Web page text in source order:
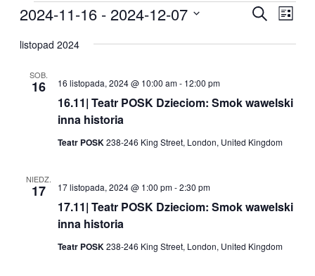
Wydarzenia
po
widokach
Szukaj
Lista
2024-11-16 - 2024-12-07
datę.
listopad 2024
SOB.
16
16.11| Teatr POSK Dzieciom: Smok wawelski
inna historia
16 listopada, 2024 @ 10:00 am- 12:00 pm
Teatr POSK238-246 King Street, London, United Kingdom
NIEDZ.
17
17.11| Teatr POSK Dzieciom: Smok wawelski
inna historia
17 listopada, 2024 @ 1:00 pm-2:30 pm
Teatr POSK238-246 King Street, London, United Kingdom